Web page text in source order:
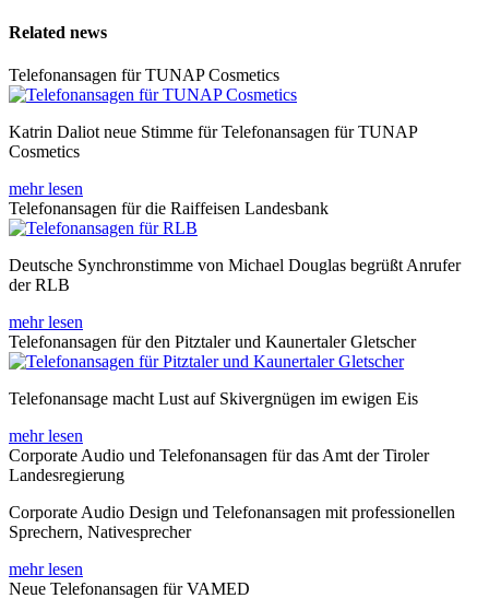
Related news
Telefonansagen für TUNAP Cosmetics
Katrin Daliot neue Stimme für Telefonansagen für TUNAP
Cosmetics
mehr lesen
Telefonansagen für die Raiffeisen Landesbank
Deutsche Synchronstimme von Michael Douglas begrüßt Anrufer
der RLB
mehr lesen
Telefonansagen für den Pitztaler und Kaunertaler Gletscher
Telefonansage macht Lust auf Skivergnügen im ewigen Eis
mehr lesen
Corporate Audio und Telefonansagen für das Amt der Tiroler
Landesregierung
Corporate Audio Design und Telefonansagen mit professionellen
Sprechern, Nativesprecher
mehr lesen
Neue Telefonansagen für VAMED